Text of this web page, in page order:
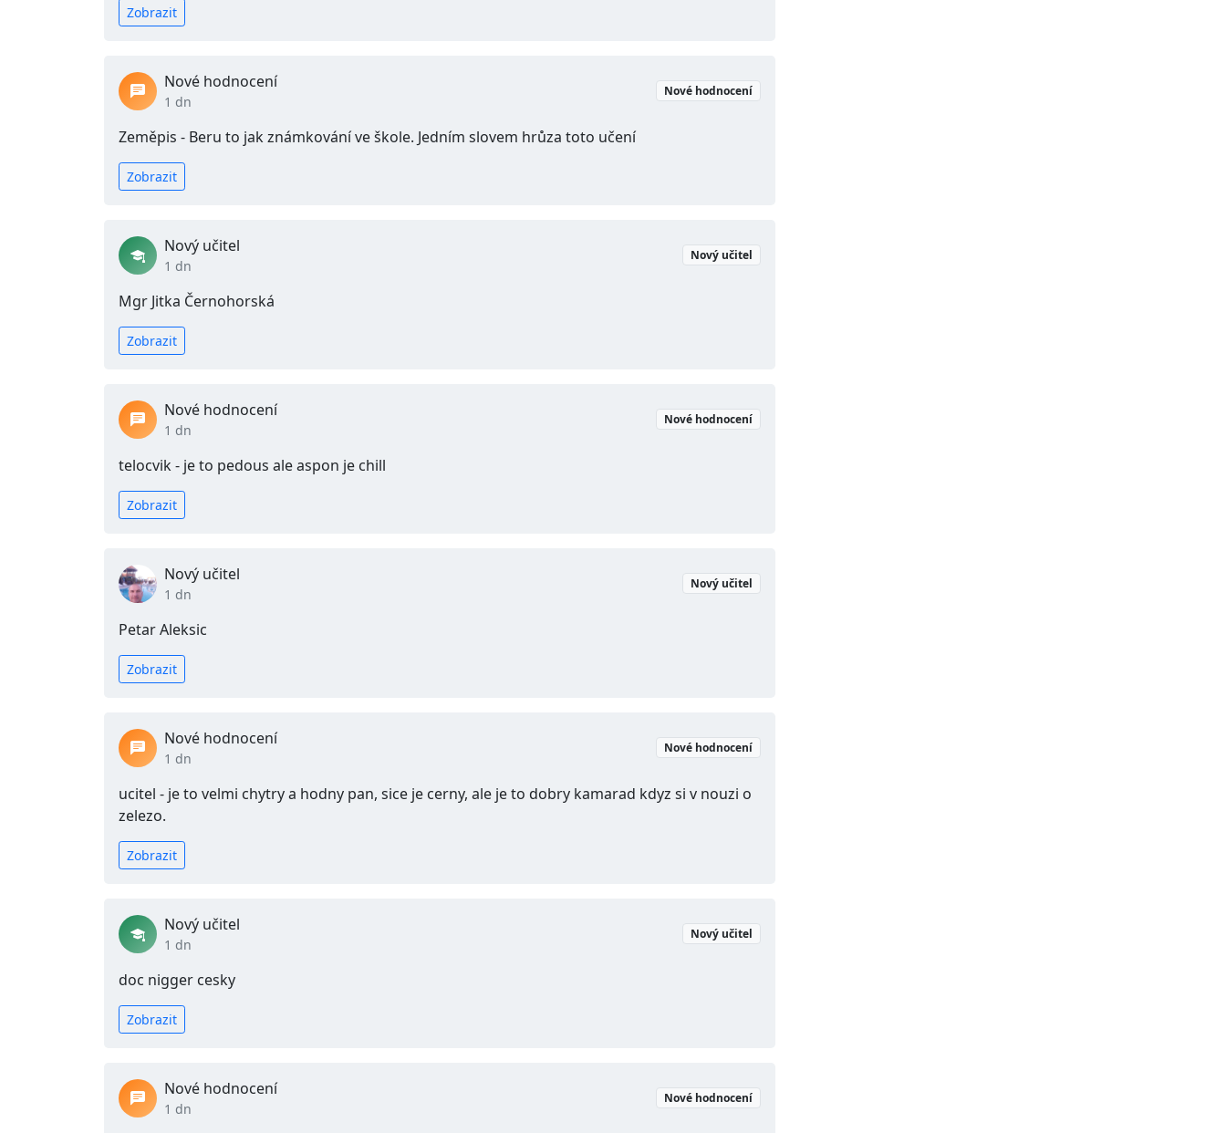
Zobrazit
Nové hodnocení
1 dn
Nové hodnocení
Zeměpis - Beru to jak známkování ve škole. Jedním slovem hrůza toto učení
Zobrazit
Nový učitel
1 dn
Nový učitel
Mgr Jitka Černohorská
Zobrazit
Nové hodnocení
1 dn
Nové hodnocení
telocvik - je to pedous ale aspon je chill
Zobrazit
Nový učitel
1 dn
Nový učitel
Petar Aleksic
Zobrazit
Nové hodnocení
1 dn
Nové hodnocení
ucitel - je to velmi chytry a hodny pan, sice je cerny, ale je to dobry kamarad kdyz si v nouzi o
zelezo.
Zobrazit
Nový učitel
1 dn
Nový učitel
doc nigger cesky
Zobrazit
Nové hodnocení
1 dn
Nové hodnocení